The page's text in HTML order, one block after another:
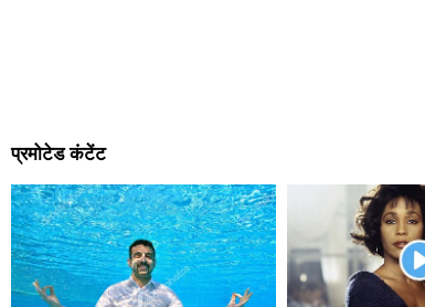
के मुताबिक, इस जर्जर इमारत का ढांचा ऐसा था कि
एनओसी मिल ही नहीं सकती थी।
मौत का चक्रव्यूह: सेंसर दरवाजों ने रोकी सांसें
जांच में सामने आया है कि पूरी इमारत में आने-जाने और
जब आग ग्राउंड फ्लोर पर बने रेस्टोरेंट के बिजली